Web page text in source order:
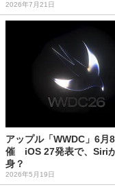
2026年7月21日
アップル「WWDC」6月
催 iOS 27発表で、Siri
身？
2026年5月19日